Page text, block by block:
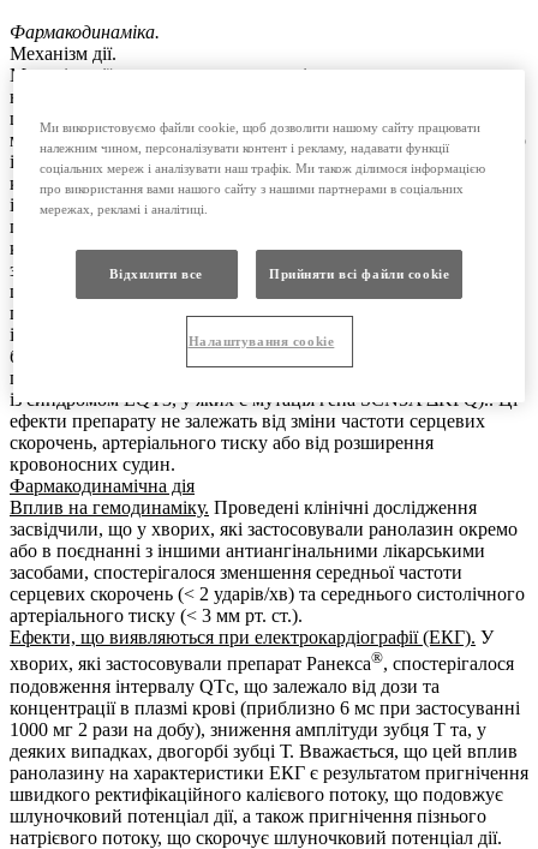
Фармакодинаміка.
Механізм дії.
Механізм дії ранолазину значною мірою залишається
невідомим. Ранолазин може чинити деяку антиангінальну дію
шляхом пригнічення пізнього потоку іонів натрію у клітини
міокарда. Це знижує внутрішньоклітинне накопичення натрію
і, відповідно, зменшує надлишок внутрішньоклітинних іонів
кальцію. Ранолазин за рахунок зниження пізнього потоку
іонів натрію зменшує внутрішньоклітинний іонний дисбаланс
при ішемії. Це зниження надлишку внутрішньоклітинного
кальцію буде сприяти розслабленню міокарда і, таким чином,
знижувати шлункове діастолічне напруження лівого
шлуночка. Клінічні докази гальмування пізнього натрієвого
потоку ранолазином проявлялися значним скороченням
інтервалу QTc та покращенням діастолічної релаксації, що
було виявлено під час відкритого дослідження за участю 5
пацієнтів із синдромом подовженого інтервалу QT (пацієнти
із синдромом LQT3, у яких є мутація гена SCN5A ΔKPQ).. Ці
ефекти препарату не залежать від зміни частоти серцевих
скорочень, артеріального тиску або від розширення
кровоносних судин.
Фармакодинамічна дія
Вплив на гемодинаміку. Проведені клінічні дослідження
засвідчили, що у хворих, які застосовували ранолазин окремо
або в поєднанні з іншими антиангінальними лікарськими
засобами, спостерігалося зменшення середньої частоти
серцевих скорочень (< 2 ударів/хв) та середнього систолічного
артеріального тиску (< 3 мм рт. ст.).
Ефекти, що виявляються при електрокардіографії (ЕКГ). У
хворих, які застосовували препарат Ранекса®, спостерігалося
подовження інтервалу QTс, що залежало від дози та
концентрації в плазмі крові (приблизно 6 мс при застосуванні
1000 мг 2 рази на добу), зниження амплітуди зубця Т та, у
деяких випадках, двогорбі зубці Т. Вважається, що цей вплив
ранолазину на характеристики ЕКГ є результатом пригнічення
швидкого ректифікаційного калієвого потоку, що подовжує
шлуночковий потенціал дії, а також пригнічення пізнього
натрієвого потоку, що скорочує шлуночковий потенціал дії.
Ми використовуємо файли cookie, щоб дозволити нашому сайту працювати
належним чином, персоналізувати контент і рекламу, надавати функції
соціальних мереж і аналізувати наш трафік. Ми також ділимося інформацією
про використання вами нашого сайту з нашими партнерами в соціальних
мережах, рекламі і аналітиці.
Відхилити все Прийняти всі файли сookie
Налаштування cookie